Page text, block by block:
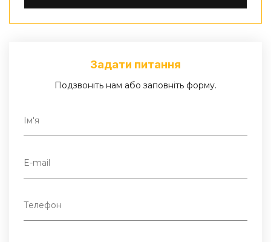
Задати питання
Подзвоніть нам або заповніть форму.